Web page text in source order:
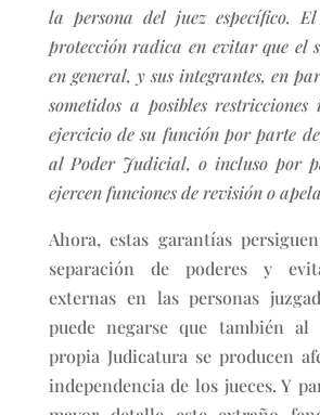
la persona del juez específico.
protección radica en evitar que el
en general, y sus integrantes, en
sometidos a posibles
ejercicio de su función por parte
al Poder Judicial, o incluso por
ejercen funciones de revisión o
Ahora, estas garantías
separación de poderes y
externas en las personas
puede negarse que también
propia Judicatura se producen
independencia de los jueces. Y